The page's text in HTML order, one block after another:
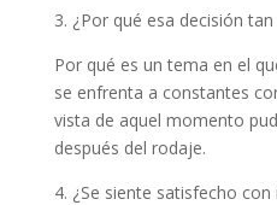
3. ¿Por qué esa decisión tan
Por qué es un tema en el
se enfrenta a constantes
vista de aquel momento
después del rodaje.
4. ¿Se siente satisfecho